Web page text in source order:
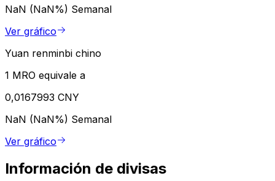
NaN (NaN%) Semanal
Ver gráfico
Yuan renminbi chino
1 MRO equivale a
0,0167993 CNY
NaN (NaN%) Semanal
Ver gráfico
Información de divisas